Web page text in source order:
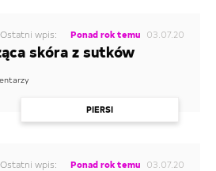
Ostatni wpis: Ponad rok temu 03.07.20
skóra z sutków
PIERSI
Ostatni wpis: Ponad rok temu 03.07.20